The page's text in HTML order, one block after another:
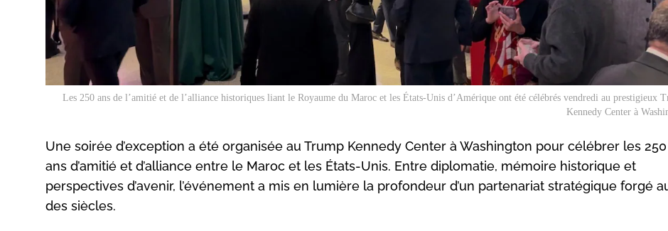
Les 250 ans de l’amitié et de l’alliance historiques liant le Royaume du Maroc et les États-Unis d’Amérique ont été célébrés vendredi au prestigieux
Kennedy Center à
Une soirée d’exception a été organisée au Trump Kennedy Center à Washington pour célébrer les 250
ans d’amitié et d’alliance entre le Maroc et les États-Unis. Entre diplomatie, mémoire historique et
perspectives d’avenir, l’événement a mis en lumière la profondeur d’un partenariat stratégique forgé
des siècles.